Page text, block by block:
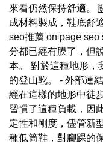
來看仍然保持舒適。
成材料製成，鞋底舒
seo推薦 on page seo
分都已經有膜了，但
本。 對於這種地形，
的登山靴。 - 外部連結
經在這樣的地形中徒
習慣了這種負載，因
定性和剛度，儘管新
種低筒鞋，對腳踝的